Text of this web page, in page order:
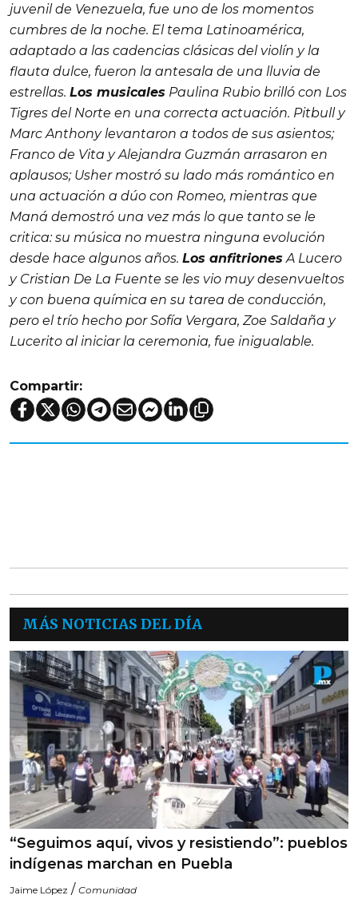
juvenil de Venezuela, fue uno de los momentos
cumbres de la noche. El tema Latinoamérica,
adaptado a las cadencias clásicas del violín y la
flauta dulce, fueron la antesala de una lluvia de
estrellas. Los musicales Paulina Rubio brilló con Los
Tigres del Norte en una correcta actuación. Pitbull y
Marc Anthony levantaron a todos de sus asientos;
Franco de Vita y Alejandra Guzmán arrasaron en
aplausos; Usher mostró su lado más romántico en
una actuación a dúo con Romeo, mientras que
Maná demostró una vez más lo que tanto se le
critica: su música no muestra ninguna evolución
desde hace algunos años. Los anfitriones A Lucero
y Cristian De La Fuente se les vio muy desenvueltos
y con buena química en su tarea de conducción,
pero el trío hecho por Sofía Vergara, Zoe Saldaña y
Lucerito al iniciar la ceremonia, fue inigualable.
Compartir:
MÁS NOTICIAS DEL DÍA
“Seguimos aquí, vivos y resistiendo”: pueblos
indígenas marchan en Puebla
Jaime López / Comunidad